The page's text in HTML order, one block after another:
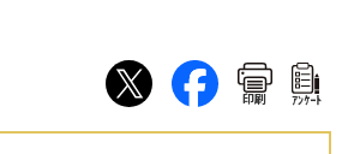
印刷 ｱﾝｹｰﾄ